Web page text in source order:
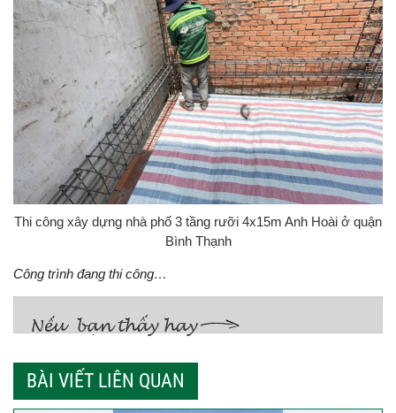
Thi công xây dựng nhà phố 3 tầng rưỡi 4x15m Anh Hoài ở quận
Bình Thạnh
Công trình đang thi công…
BÀI VIẾT LIÊN QUAN